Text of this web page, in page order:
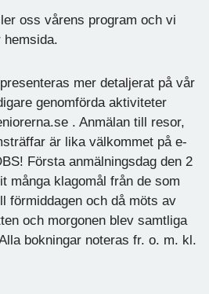
oss vårens program och vi
hemsida.
mer detaljerat på vår
genomförda aktiviteter
. Anmälan till resor,
är lika välkommet på e-
Första anmälningsdag den 2
många klagomål från de som
förmiddagen och då möts av
och morgonen blev samtliga
bokningar noteras fr. o. m. kl.